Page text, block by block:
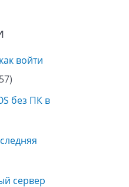
войти
без ПК в
сервер